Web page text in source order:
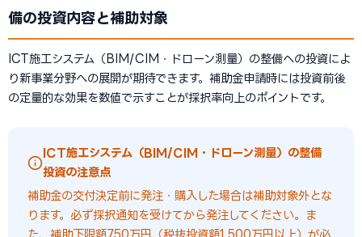
備の投資内容と補助対象
ICT施工システム（BIM/CIM・ドローン測量）の整備への投資によ
り新事業分野への展開が期待できます。補助金申請時には投資前後
の定量的な効果を数値で示すことが採択率向上のポイントです。
ICT施工システム（BIM/CIM・ドローン測量）の整備
投資の注意点
補助金の交付決定前に発注・購入した場合は補助対象外とな
ります。必ず採択通知を受けてから発注してください。ま
た、補助下限額750万円（税抜投資額1,500万円以上）が必